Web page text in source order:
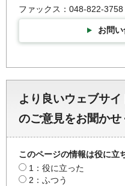
ファックス：048-822-3758
お問
より良いウェブサ
のご意見をお聞かせ
このページの情報は役に立
1：役に立った
2：ふつう